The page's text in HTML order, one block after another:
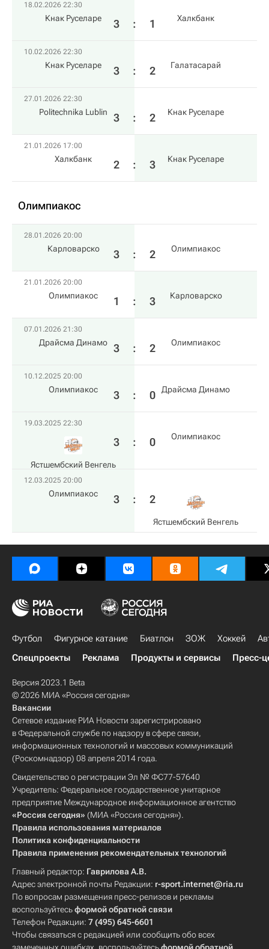
18.02.2026 22:30
Кнак Руселаре 3 : 1 Халкбанк
10.02.2026 22:30
Кнак Руселаре 3 : 2 Галатасарай
27.01.2026 22:30
Politechnika Lublin 3 : 2 Кнак Руселаре
21.01.2026 17:00
Халкбанк 2 : 3 Кнак Руселаре
Олимпиакос
28.01.2026 20:00
Карловарско 3 : 2 Олимпиакос
21.01.2026 20:00
Олимпиакос 1 : 3 Карловарско
07.01.2026 21:30
Драйсма Динамо 3 : 2 Олимпиакос
10.12.2025 20:00
Олимпиакос 3 : 0 Драйсма Динамо
19.03.2025 22:30
Ястшембский Венгель
3 : 0 Олимпиакос
12.03.2025 20:00
Олимпиакос 3 : 2
Ястшембский Венгель
Футбол Фигурное катание Биатлон ЗОЖ Хоккей
Спецпроекты
Реклама Продукты и сервисы Пресс-
Версия 2023.1 Beta
© 2026 МИА «Россия сегодня»
Вакансии
Сетевое издание РИА Новости зарегистрировано
в Федеральной службе по надзору в сфере связи,
информационных технологий и массовых коммуникаций
(Роскомнадзор) 08 апреля 2014 года.
Свидетельство о регистрации Эл № ФС77-57640
Учредитель: Федеральное государственное унитарное
предприятие Международное информационное агентство
«Россия сегодня» (МИА «Россия сегодня»).
Правила использования материалов
Политика конфиденциальности
Правила применения рекомендательных технологий
Главный редактор: Гаврилова А.В.
Адрес электронной почты Редакции: r-sport.internet@ria.ru
По вопросам размещения пресс-релизов и рекламы
воспользуйтесьформой обратной связи
Телефон Редакции: 7 (495) 645-6601
Чтобы связаться с редакцией или сообщить обо всех